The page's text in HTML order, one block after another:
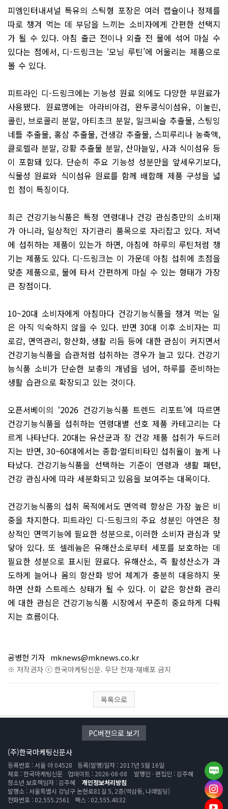
피엠인터내셔널 특유의 스틱형 포장은 여러 캡슐이나 정제를
따로 챙겨 먹는 데 부담을 느끼는 소비자에게 간편한 선택지
가 될 수 있다. 아침 출근 전이나 외출 전 물에 섞어 마실 수
있다는 점에서, 디-드링크는 ‘모닝 루틴’에 어울리는 제품으로
볼 수 있다.
피트라인 디-드링크에는 기능성 원료 외에도 다양한 부원료가
사용됐다. 원료명에는 아라비아검, 완두콩식이섬유, 이눌린,
콜린, 브로콜리 분말, 아티초크 분말, 밀크씨슬 추출물, 스팅잉
네틀 추출물, 홍삼 추출물, 건생강 추출물, 스피루리나 농축액,
클로렐라 분말, 강황 추출물 분말, 산마늘잎, 사과 식이섬유 등
이 포함돼 있다. 단순히 주요 기능성 성분만을 앞세우기보다,
식물성 원료와 식이섬유 원료를 함께 배합해 제품 구성을 넓
힌 점이 특징이다.
최근 건강기능식품은 특정 연령대나 건강 관심층만의 소비재
가 아니라, 일상적인 자기관리 품목으로 자리잡고 있다. 저녁
에 섭취하는 제품이 있는가 하면, 아침에 하루의 루틴처럼 챙
기는 제품도 있다. 디-드링크는 이 가운데 아침 섭취에 초점을
맞춘 제품으로, 물에 타서 간편하게 마실 수 있는 형태가 가장
큰 장점이다.
10~20대 소비자에게 아침마다 건강기능식품을 챙겨 먹는 일
은 아직 익숙하지 않을 수 있다. 반면 30대 이후 소비자는 피
로감, 면역관리, 항산화, 생활 리듬 등에 대한 관심이 커지면서
건강기능식품을 습관처럼 섭취하는 경우가 늘고 있다. 건강기
능식품 소비가 단순한 보충의 개념을 넘어, 하루를 준비하는
생활 습관으로 확장되고 있는 것이다.
오픈서베이의 ‘2026 건강기능식품 트렌드 리포트’에 따르면
건강기능식품을 섭취하는 연령대별 선호 제품 카테고리는 다
르게 나타난다. 20대는 유산균과 장 건강 제품 섭취가 두드러
지는 반면, 30~60대에서는 종합·멀티비타민 섭취율이 높게 나
타났다. 건강기능식품을 선택하는 기준이 연령과 생활 패턴,
건강 관심사에 따라 세분화되고 있음을 보여주는 대목이다.
건강기능식품의 섭취 목적에서도 면역력 향상은 가장 높은 비
중을 차지한다. 피트라인 디-드링크의 주요 성분인 아연은 정
상적인 면역기능에 필요한 성분으로, 이러한 소비자 관심과 맞
닿아 있다. 또 셀레늄은 유해산소로부터 세포를 보호하는 데
필요한 성분으로 표시된 원료다. 유해산소, 즉 활성산소가 과
도하게 늘어나 몸의 항산화 방어 체계가 충분히 대응하지 못
하면 산화 스트레스 상태가 될 수 있다. 이 같은 항산화 관리
에 대한 관심은 건강기능식품 시장에서 꾸준히 중요하게 다뤄
지는 흐름이다.
공병헌 기자 mknews@mknews.co.kr
※ 저작권자 ⓒ 한국마케팅신문. 무단 전재-재배포 금지
목록으로
PC버전으로 보기
(주)한국마케팅신문사
등록번호 : 서울 아 04528
등록(발행)일자 : 2017년 5월 16일
제호 : 한국마케팅신문
업데이트 : 2026-08-08
발행인 · 편집인 : 김주혜
청소년 보호책임자 : 김주혜
개인정보처리방침
발행소 : 서울특별시 강남구 논현로81길 5, 2층(역삼동, 나래빌딩)
전화번호 : 02.555.2561
팩스 : 02.555.4032